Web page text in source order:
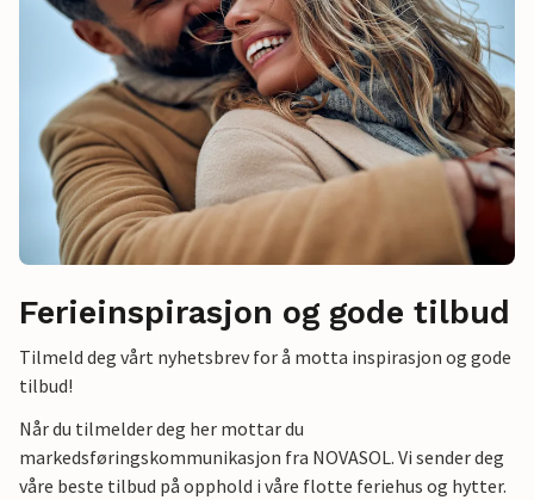
Ferieinspirasjon og gode tilbud
Tilmeld deg vårt nyhetsbrev for å motta inspirasjon og gode
tilbud!
Når du tilmelder deg her mottar du
markedsføringskommunikasjon fra NOVASOL. Vi sender deg
våre beste tilbud på opphold i våre flotte feriehus og hytter.